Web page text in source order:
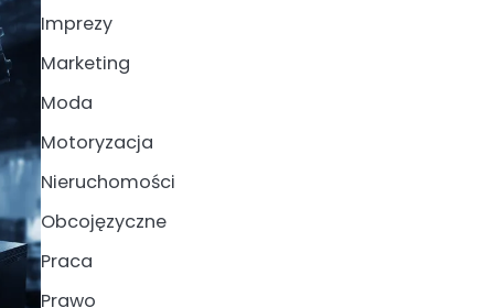
Imprezy
Marketing
Moda
Motoryzacja
Nieruchomości
Obcojęzyczne
Praca
Prawo